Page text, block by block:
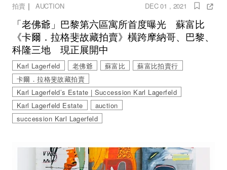
拍賣｜ AUCTION DEC 01 , 2021
「老佛爺」巴黎第六區寓所首度曝光 蘇富比
《卡爾．拉格斐故藏拍賣》橫跨摩納哥、巴黎、
科隆三地 現正展開中
Karl Lagerfeld 老佛爺 蘇富比
蘇富比拍賣行
卡爾．拉格斐故藏拍賣
Karl Lagerfeld’s Estate | Succession Karl Lagerfeld
Karl Lagerfeld Estate
auction
succession Karl Lagerfeld